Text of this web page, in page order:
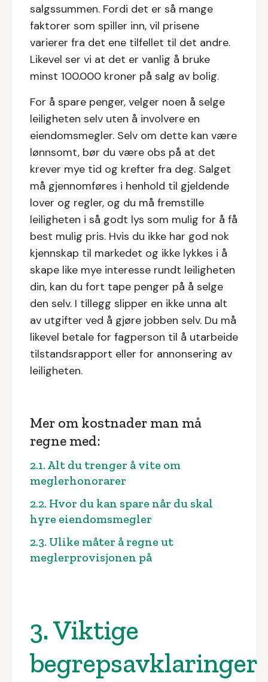
salgssummen. Fordi det er så mange
faktorer som spiller inn, vil prisene
varierer fra det ene tilfellet til det andre.
Likevel ser vi at det er vanlig å bruke
minst 100.000 kroner på salg av bolig.
For å spare penger, velger noen å selge
leiligheten selv uten å involvere en
eiendomsmegler. Selv om dette kan være
lønnsomt, bør du være obs på at det
krever mye tid og krefter fra deg. Salget
må gjennomføres i henhold til gjeldende
lover og regler, og du må fremstille
leiligheten i så godt lys som mulig for å få
best mulig pris. Hvis du ikke har god nok
kjennskap til markedet og ikke lykkes i å
skape like mye interesse rundt leiligheten
din, kan du fort tape penger på å selge
den selv. I tillegg slipper en ikke unna alt
av utgifter ved å gjøre jobben selv. Du må
likevel betale for fagperson til å utarbeide
tilstandsrapport eller for annonsering av
leiligheten.
Mer om kostnader man må
regne med:
2.1. Alt du trenger å vite om
meglerhonorarer
2.2. Hvor du kan spare når du skal
hyre eiendomsmegler
2.3. Ulike måter å regne ut
meglerprovisjonen på
3. Viktige
begrepsavklaringer